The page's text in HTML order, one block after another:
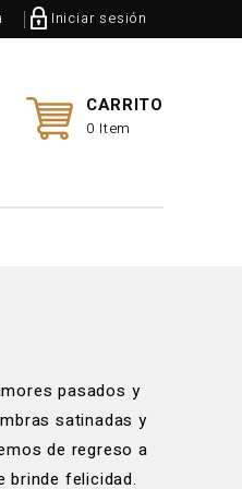
Iniciar sesión
CARRITO
0 Item
pasados y
satinadas y
de regreso a
brinde felicidad.